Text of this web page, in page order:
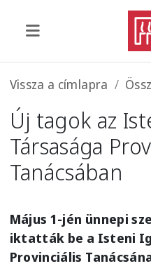
Morzsa
Vissza a címlapra
Új tagok az
Társasága
Tanácsában
Május 1-jén ünnepi
iktatták be a Isteni
Provinciális